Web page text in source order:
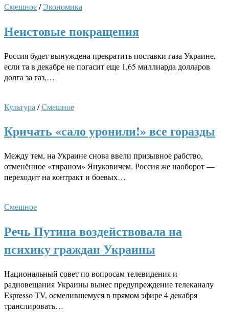
Смешное/Экономика
Неистовые покращения
Россия будет вынуждена прекратить поставки газа Украине,
если та в декабре не погасит еще 1,65 миллиарда долларов
долга за газ,…
Культура /Смешное
Кричать «сало уронили!» все горазды
Между тем, на Украине снова ввели призывное рабство,
отменённое «тираном» Януковичем. Россия же наоборот —
переходит на контракт и боевых…
Смешное
Речь Путина воздействовала на
психику граждан Украины
Национальный совет по вопросам телевидения и
радиовещания Украины вынес предупреждение телеканалу
Espresso TV, осмелившемуся в прямом эфире 4 декабря
транслировать…